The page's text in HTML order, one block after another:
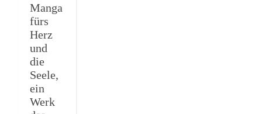
Manga
fürs
Herz
und
die
Seele,
ein
Werk